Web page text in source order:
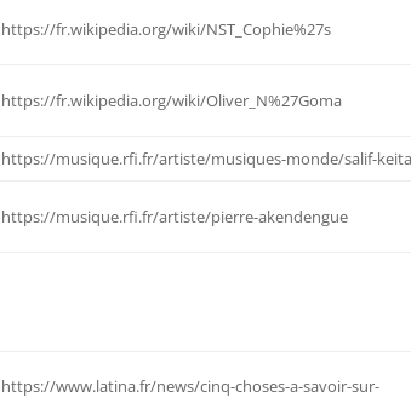
https://fr.wikipedia.org/wiki/NST_Cophie%27s
https://fr.wikipedia.org/wiki/Oliver_N%27Goma
https://musique.rfi.fr/artiste/musiques-monde/salif-
https://musique.rfi.fr/artiste/pierre-akendengue
https://www.latina.fr/news/cinq-choses-a-savoir-sur-